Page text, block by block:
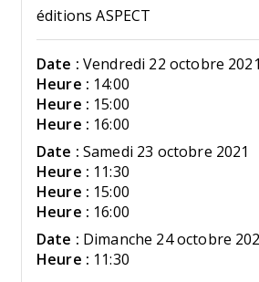
éditions ASPECT
Date : Vendredi 22 octobre
Heure : 14:00
Heure : 15:00
Heure : 16:00
Date : Samedi 23 octobre 2021
Heure : 11:30
Heure : 15:00
Heure : 16:00
Date : Dimanche 24 octobre
Heure : 11:30